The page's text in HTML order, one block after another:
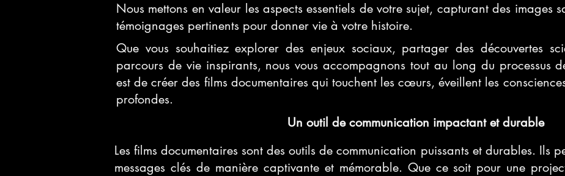
Nous mettons en valeur les aspects essentiels de votre sujet, capturant des images
témoignages pertinents pour donner vie à votre histoire.
Que vous souhaitiez explorer des enjeux sociaux, partager des découvertes
parcours de vie inspirants, nous vous accompagnons tout au long du processus
est de créer des films documentaires qui touchent les cœurs, éveillent les
profondes.
Un outil de communication impactant et durable
Les films documentaires sont des outils de communication puissants et durables. Ils
messages clés de manière captivante et mémorable. Que ce soit pour une